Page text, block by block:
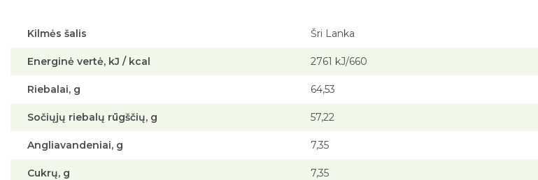
Kilmės šalis Šri Lanka
Energinė vertė, kJ / kcal 2761 kJ/660
Riebalai, g 64,53
Sočiųjų riebalų rūgščių, g 57,22
Angliavandeniai, g 7,35
Cukrų, g 7,35